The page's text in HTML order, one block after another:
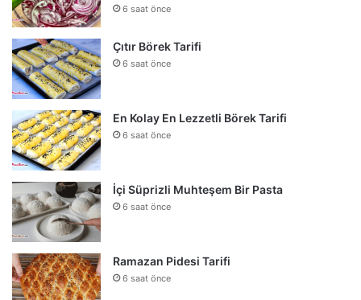
6 saat önce
Çıtır Börek Tarifi
6 saat önce
En Kolay En Lezzetli Börek Tarifi
6 saat önce
İçi Süprizli Muhteşem Bir Pasta
6 saat önce
Ramazan Pidesi Tarifi
6 saat önce